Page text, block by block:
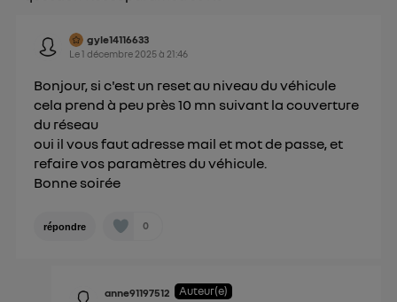
gyle14116633
Le1 décembre 2025à 21:46
Bonjour, si c'est un reset au niveau du véhicule
cela prend à peu près 10 mn suivant la couverture
du réseau
oui il vous faut adresse mail et mot de passe, et
refaire vos paramètres du véhicule.
Bonne soirée
répondre 0
anne91197512 Auteur(e)